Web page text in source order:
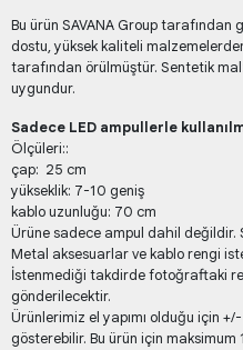
Bu ürün SAVANA Group
dostu, yüksek kaliteli
tarafından örülmüştür. Sentetik
uygundur.
Sadece LED ampullerle
Ölçüleri::
çap: 25 cm
yükseklik: 7-10 geniş
kablo uzunluğu: 70 cm
Ürüne sadece ampul dahil değildir.
Metal aksesuarlar ve kablo rengi
İstenmediği takdirde fotoğraftaki
gönderilecektir.
Ürünlerimiz el yapımı olduğu için
gösterebilir. Bu ürün için